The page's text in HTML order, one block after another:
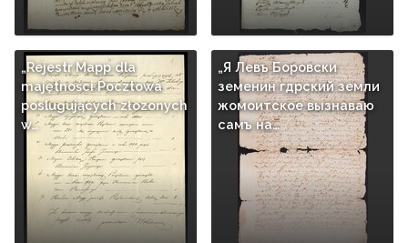
„Rejestr Mapp dla
majętności Pocztowa
poslugujących złozonych
w…
„Я Левъ Боровски
земенин гдрский земли
жомоитское вызнаваю
самъ на…